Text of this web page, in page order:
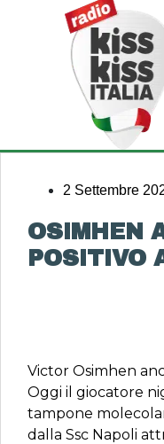
2 Settembre
OSIMHEN
POSITIVO
Victor Osimhen
Oggi il giocatore
tampone
dalla Ssc Napoli